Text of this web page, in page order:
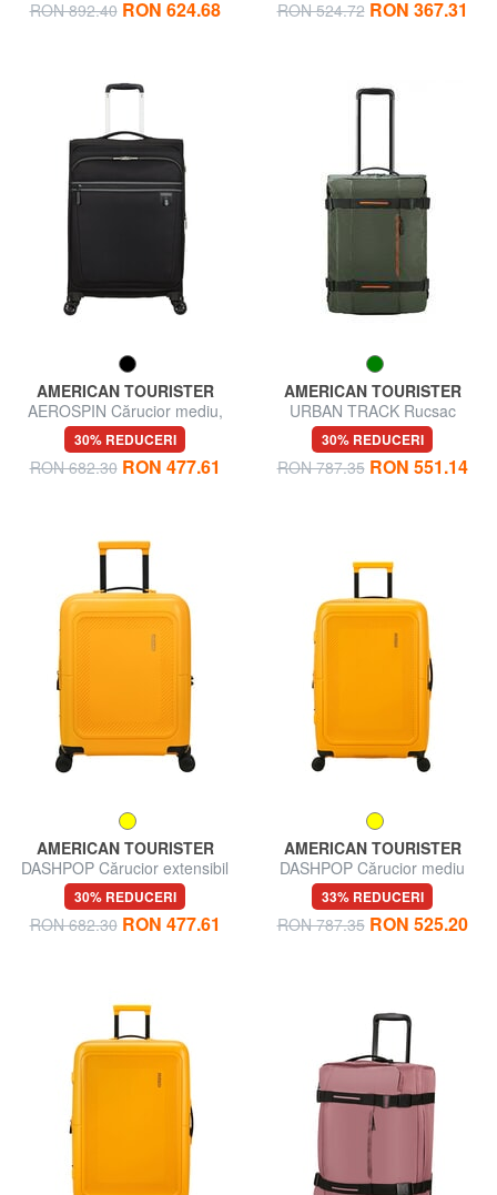
RON 892.40 RON 624.68 RON 524.72 RON 367.31
AMERICAN TOURISTER
AEROSPIN Cărucior mediu,
extensibil
30% REDUCERI
RON 682.30 RON 477.61
AMERICAN TOURISTER
URBAN TRACK Rucsac
cărucior pentru bagaje de
mână
30% REDUCERI
RON 787.35 RON 551.14
AMERICAN TOURISTER
DASHPOP Cărucior extensibil
pentru bagaje de mână
30% REDUCERI
RON 682.30 RON 477.61
AMERICAN TOURISTER
DASHPOP Cărucior mediu
33% REDUCERI
RON 787.35 RON 525.20